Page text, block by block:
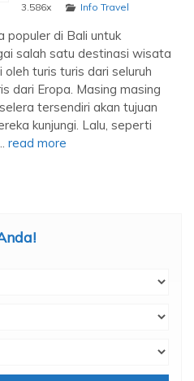
3.586x
Info Travel
di Bali untuk
salah satu destinasi wisata
oleh turis turis dari seluruh
dari Eropa. Masing masing
tersendiri akan tujuan
kunjungi. Lalu, seperti
read more